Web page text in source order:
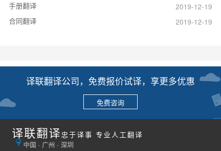
手册翻译
2019-12-19
合同翻译
2019-12-19
译联翻译公司，免费报价试译，享更多优惠
免费咨询
译联翻译 忠于译事 专业人工翻译
中国 · 广州 · 深圳